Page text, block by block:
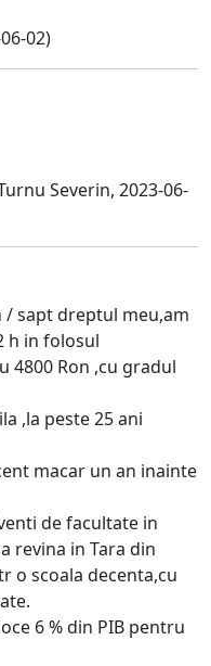
02)
Severin, 2023-06-
/ sapt dreptul meu,am
h in folosul
4800 Ron ,cu gradul
,la peste 25 ani
macar un an inainte
de facultate in
revina in Tara din
o scoala decenta,cu
6 % din PIB pentru